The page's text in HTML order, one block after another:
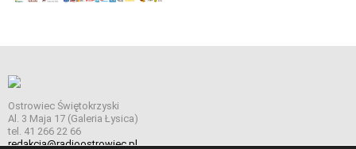
Ostrowiec Świętokrzyski
Al. 3 Maja 17 (Galeria Łysica)
tel. 41 266 22 66
redakcja@radioostrowiec.pl